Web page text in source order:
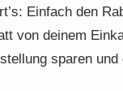
Einfach den
von deinem
sparen